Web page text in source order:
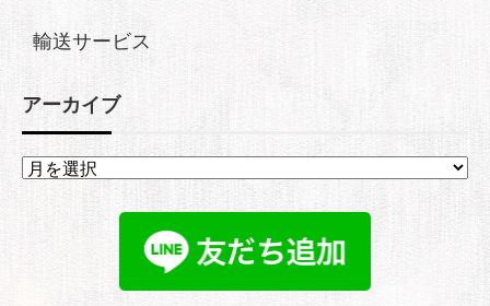
輸送サービス
アーカイブ
ア
ー